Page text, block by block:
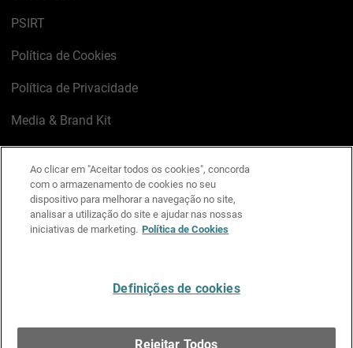
PSIRT
Política de Cookies
Política de Privacidade
Media & Brand Kit
LinkedIn
X FacebookInstagram
YouTube
Ao clicar em "Aceitar todos os cookies", concorda
com o armazenamento de cookies no seu
dispositivo para melhorar a navegação no site,
analisar a utilização do site e ajudar nas nossas
iniciativas de marketing. Política de Cookies
Definições de cookies
Rejeitar Todos